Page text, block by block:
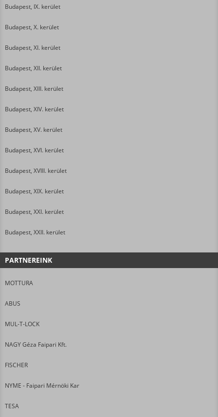
Budapest, IX. kerület
Budapest, X. kerület
Budapest, XI. kerület
Budapest, XII. kerület
Budapest, XIII. kerület
Budapest, XIV. kerület
Budapest, XV. kerület
Budapest, XVI. kerület
Budapest, XVIII. kerület
Budapest, XIX. kerület
Budapest, XXI. kerület
Budapest, XXII. kerület
PARTNEREINK
MOTTURA
ABUS
MUL-T-LOCK
NAGY Géza Faipari Kft.
FISCHER
NYME - Faipari Mérnöki Kar
TESA